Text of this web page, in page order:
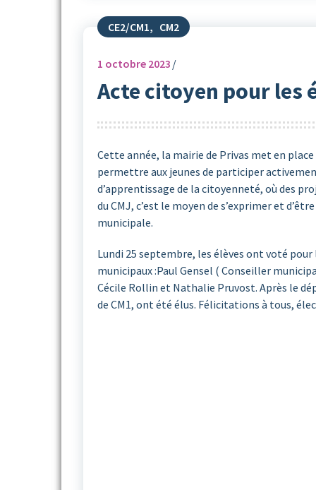
CE2/CM1, CM2
1 octobre 2023
Acte citoyen pour les
Cette année, la mairie de Privas met en place
permettre aux jeunes de participer
d’apprentissage de la citoyenneté, où des
du CMJ, c’est le moyen de s’exprimer et
municipale.
Lundi 25 septembre, les élèves ont voté
municipaux :Paul Gensel ( Conseiller
Cécile Rollin et Nathalie Pruvost. Après le
de CM1, ont été élus. Félicitations à tous,